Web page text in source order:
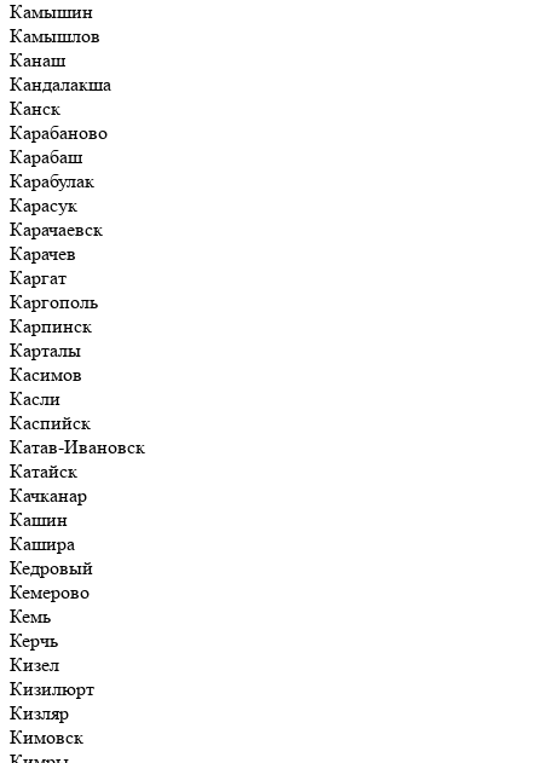
Камышин
Камышлов
Канаш
Кандалакша
Канск
Карабаново
Карабаш
Карабулак
Карасук
Карачаевск
Карачев
Каргат
Каргополь
Карпинск
Карталы
Касимов
Касли
Каспийск
Катав-Ивановск
Катайск
Качканар
Кашин
Кашира
Кедровый
Кемерово
Кемь
Керчь
Кизел
Кизилюрт
Кизляр
Кимовск